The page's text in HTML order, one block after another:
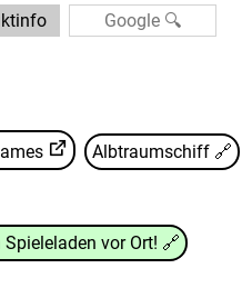
Albtraumschiff 🔗
vor Ort! 🔗